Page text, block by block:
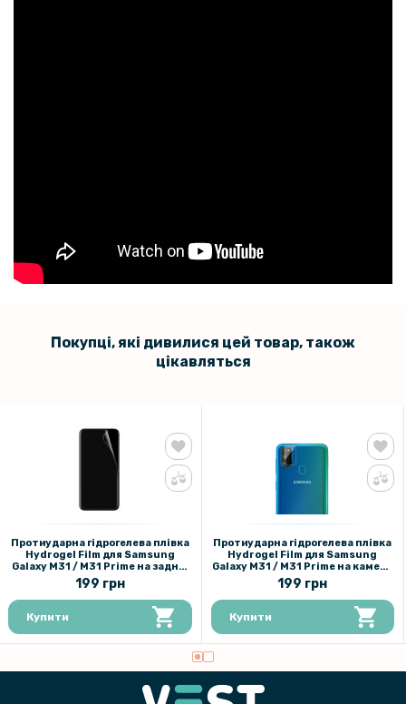
Покупці, які дивилися цей товар, також
цікавляться
Протиударна гідрогелева плівка
Hydrogel Film для Samsung
Galaxy M31 / M31 Prime на задню
панель, Transparent
199 грн
Купити
Протиударна гідрогелева плівка
Hydrogel Film для Samsung
Galaxy M31 / M31 Prime на камеру
3шт, Transparent
199 грн
Купити